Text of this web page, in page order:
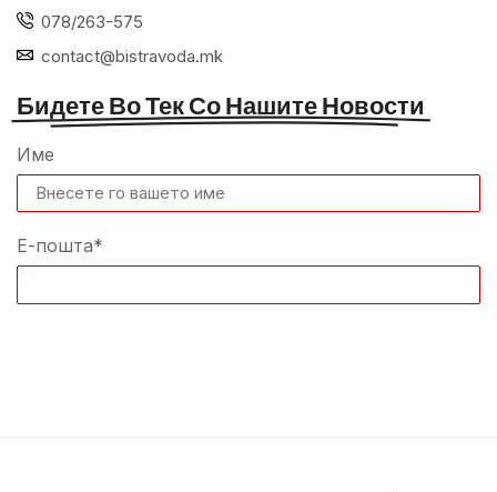
078/263-575
contact@bistravoda.mk
Бидете Во Тек Со Нашите Новости
Име
Е-пошта*